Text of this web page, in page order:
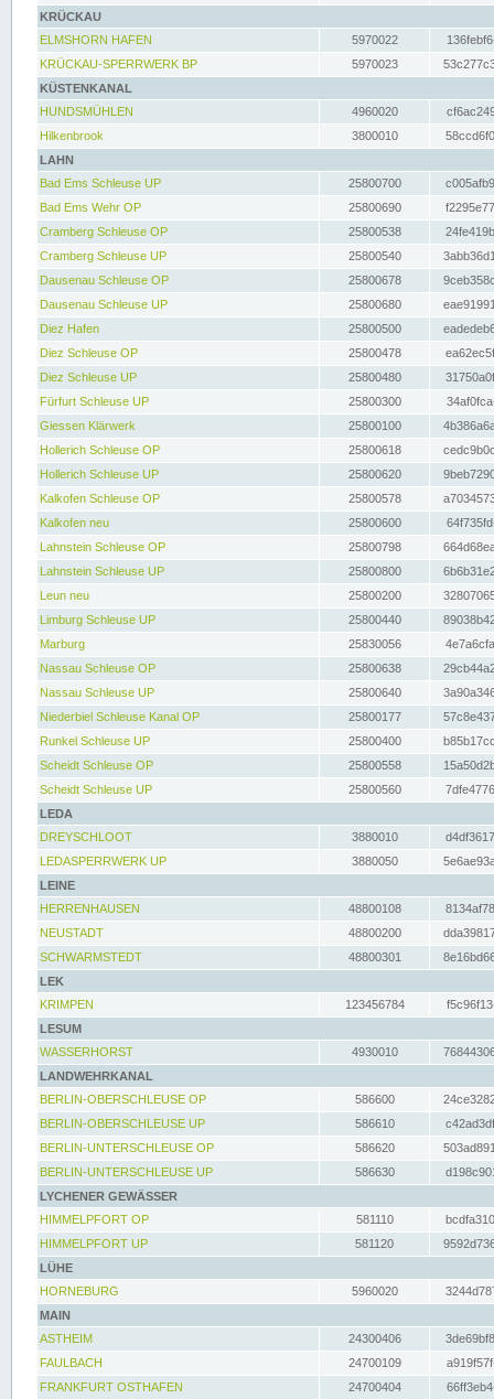
KRÜCKAU
ELMSHORN HAFEN
5970022
KRÜCKAU-SPERRWERK BP
5970023
KÜSTENKANAL
HUNDSMÜHLEN
4960020
Hilkenbrook
3800010
LAHN
Bad Ems Schleuse UP
25800700
Bad Ems Wehr OP
25800690
Cramberg Schleuse OP
25800538
Cramberg Schleuse UP
25800540
Dausenau Schleuse OP
25800678
Dausenau Schleuse UP
25800680
Diez Hafen
25800500
Diez Schleuse OP
25800478
Diez Schleuse UP
25800480
Fürfurt Schleuse UP
25800300
Giessen Klärwerk
25800100
Hollerich Schleuse OP
25800618
Hollerich Schleuse UP
25800620
Kalkofen Schleuse OP
25800578
Kalkofen neu
25800600
Lahnstein Schleuse OP
25800798
Lahnstein Schleuse UP
25800800
Leun neu
25800200
Limburg Schleuse UP
25800440
Marburg
25830056
Nassau Schleuse OP
25800638
Nassau Schleuse UP
25800640
Niederbiel Schleuse Kanal OP
25800177
Runkel Schleuse UP
25800400
Scheidt Schleuse OP
25800558
Scheidt Schleuse UP
25800560
LEDA
DREYSCHLOOT
3880010
LEDASPERRWERK UP
3880050
LEINE
HERRENHAUSEN
48800108
NEUSTADT
48800200
SCHWARMSTEDT
48800301
LEK
KRIMPEN
123456784
LESUM
WASSERHORST
4930010
LANDWEHRKANAL
BERLIN-OBERSCHLEUSE OP
586600
BERLIN-OBERSCHLEUSE UP
586610
BERLIN-UNTERSCHLEUSE OP
586620
BERLIN-UNTERSCHLEUSE UP
586630
LYCHENER GEWÄSSER
HIMMELPFORT OP
581110
HIMMELPFORT UP
581120
LÜHE
HORNEBURG
5960020
MAIN
ASTHEIM
24300406
FAULBACH
24700109
FRANKFURT OSTHAFEN
24700404